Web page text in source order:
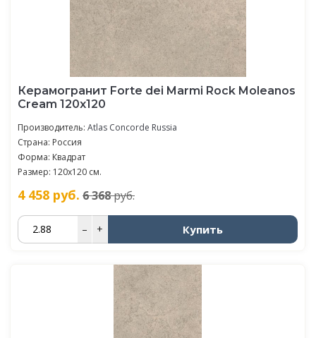
Керамогранит Forte dei Marmi Rock Moleanos
Cream 120x120
Производитель: Atlas Concorde Russia
Страна: Россия
Форма: Квадрат
Размер: 120x120 см.
4 458 руб. 6 368руб.
– + Купить